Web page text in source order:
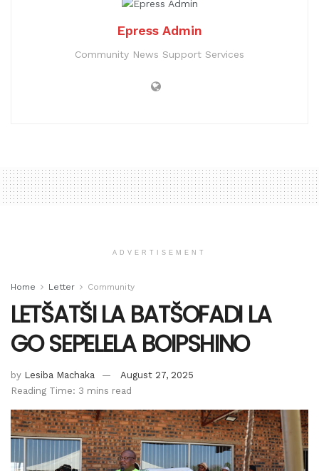
Epress Admin
Community News Support Services
ADVERTISEMENT
Home Letter Community
LETŠATŠI LA BATŠOFADI LA
GO SEPELELA BOIPSHINO
by Lesiba Machaka
August 27, 2025
Reading Time: 3 mins read